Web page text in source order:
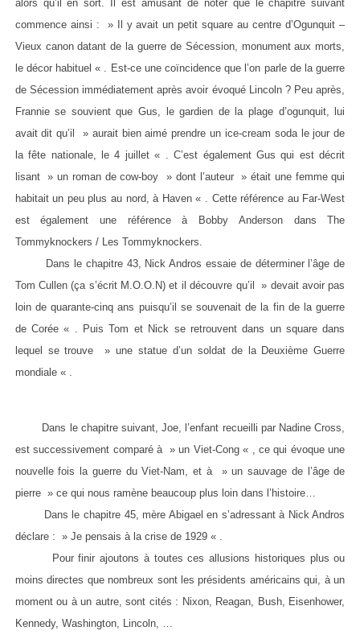
alors qu’il en sort. Il est amusant de noter que le chapitre suivant
commence ainsi : » Il y avait un petit square au centre d’Ogunquit –
Vieux canon datant de la guerre de Sécession, monument aux morts,
le décor habituel « . Est-ce une coïncidence que l’on parle de la guerre
de Sécession immédiatement après avoir évoqué Lincoln ? Peu après,
Frannie se souvient que Gus, le gardien de la plage d’ogunquit, lui
avait dit qu’il » aurait bien aimé prendre un ice-cream soda le jour de
la fête nationale, le 4 juillet « . C’est également Gus qui est décrit
lisant » un roman de cow-boy » dont l’auteur » était une femme qui
habitait un peu plus au nord, à Haven « . Cette référence au Far-West
est également une référence à Bobby Anderson dans The
Tommyknockers / Les Tommyknockers.
Dans le chapitre 43, Nick Andros essaie de déterminer l’âge de
Tom Cullen (ça s’écrit M.O.O.N) et il découvre qu’il » devait avoir pas
loin de quarante-cinq ans puisqu’il se souvenait de la fin de la guerre
de Corée « . Puis Tom et Nick se retrouvent dans un square dans
lequel se trouve » une statue d’un soldat de la Deuxième Guerre
mondiale « .
Dans le chapitre suivant, Joe, l’enfant recueilli par Nadine Cross,
est successivement comparé à » un Viet-Cong « , ce qui évoque une
nouvelle fois la guerre du Viet-Nam, et à » un sauvage de l’âge de
pierre » ce qui nous ramène beaucoup plus loin dans l’histoire…
Dans le chapitre 45, mère Abigael en s’adressant à Nick Andros
déclare : » Je pensais à la crise de 1929 « .
Pour finir ajoutons à toutes ces allusions historiques plus ou
moins directes que nombreux sont les présidents américains qui, à un
moment ou à un autre, sont cités : Nixon, Reagan, Bush, Eisenhower,
Kennedy, Washington, Lincoln, …